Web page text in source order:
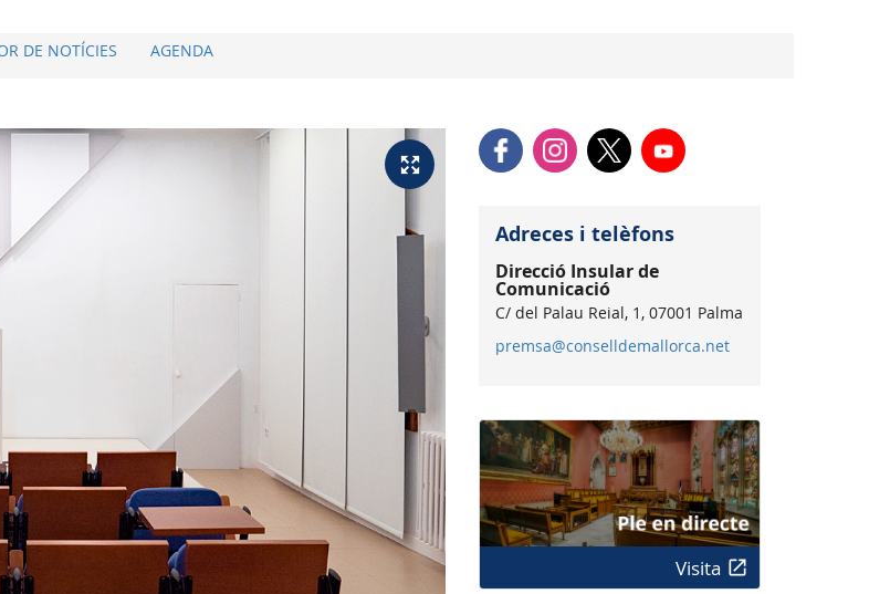
DE NOTÍCIES AGENDA
Adreces i telèfons
Direcció Insular de
Comunicació
C/ del Palau Reial, 1, 07001 Palma
premsa@conselldemallorca.net
Visita